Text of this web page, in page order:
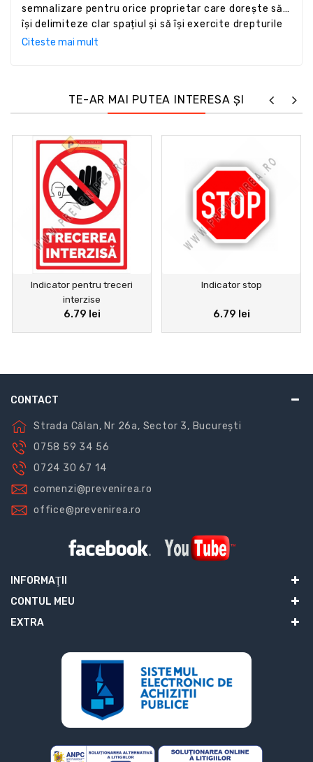
semnalizare pentru orice proprietar care dorește să
își delimiteze clar spațiul și să își exercite drepturile
legale asupra proprietății.
Citeste mai mult
TE-AR MAI PUTEA INTERESA ȘI
Indicator pentru treceri
interzise
6.79 lei
Indicator stop
6.79 lei
CONTACT
Strada Călan, Nr 26a, Sector 3, București
0758 59 34 56
0724 30 67 14
comenzi@prevenirea.ro
office@prevenirea.ro
INFORMAŢII
CONTUL MEU
EXTRA